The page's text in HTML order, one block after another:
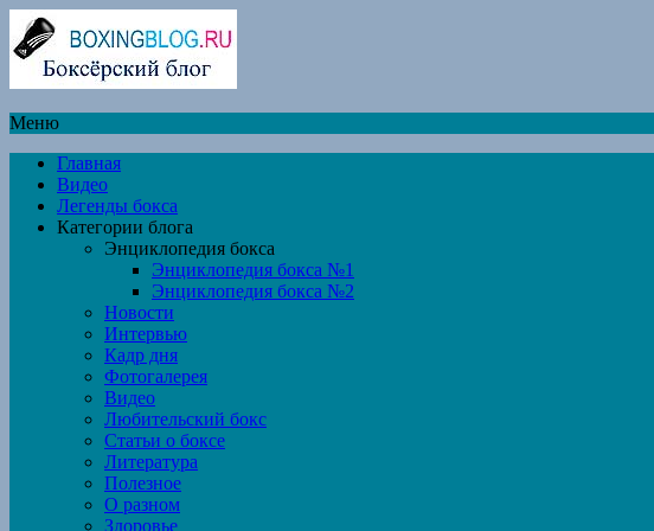
Меню
Главная
Видео
Легенды бокса
Категории блога
Энциклопедия бокса
Энциклопедия бокса №1
Энциклопедия бокса №2
Новости
Интервью
Кадр дня
Фотогалерея
Видео
Любительский бокс
Статьи о боксе
Литература
Полезное
О разном
Здоровье